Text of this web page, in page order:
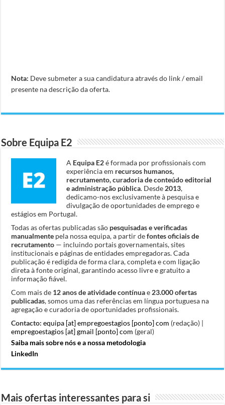
Nota: Deve submeter a sua candidatura através do link / email
presente na descrição da oferta.
Sobre Equipa E2
A Equipa E2é formada por profissionais com
experiência em recursos humanos,
recrutamento, curadoria de conteúdo editorial
e administração pública. Desde 2013,
dedicamo-nos exclusivamente à pesquisa e
divulgação de oportunidades de emprego e
estágios em Portugal.
Todas as ofertas publicadas são pesquisadas e verificadas
manualmente pela nossa equipa, a partir defontes oficiais de
recrutamento — incluindo portais governamentais, sites
institucionais e páginas de entidades empregadoras. Cada
publicação é redigida de forma clara, completa e com ligação
direta à fonte original, garantindo acesso livre e gratuito a
informação fiável.
Com mais de 12 anos de atividade contínuae 23.000 ofertas
publicadas, somos uma das referências em língua portuguesa na
agregação e curadoria de oportunidades profissionais.
Contacto: equipa [at] empregoestagios [ponto] com (redação) |
empregoestagios [at] gmail [ponto] com (geral)
Saiba mais sobre nós e a nossa metodologia
LinkedIn
Mais ofertas interessantes para si